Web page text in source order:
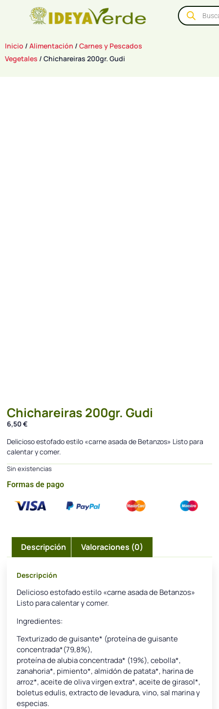
Inicio / Alimentación / Carnes y Pescados
Vegetales / Chichareiras 200gr. Gudi
Chichareiras 200gr. Gudi
6,50€
Delicioso estofado estilo «carne asada de Betanzos» Listo para
calentar y comer.
Sin existencias
Formas de pago
Descripción Valoraciones (0)
Descripción
Delicioso estofado estilo «carne asada de Betanzos»
Listo para calentar y comer.
Ingredientes:
Texturizado de guisante* (proteína de guisante
concentrada*(79,8%),
proteína de alubia concentrada* (19%), cebolla*,
zanahoria*, pimiento*, almidón de patata*, harina de
arroz*, aceite de oliva virgen extra*, aceite de girasol*,
boletus edulis, extracto de levadura, vino, sal marina y
especias.